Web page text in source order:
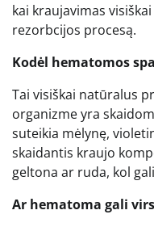
kai kraujavimas
rezorbcijos procesą.
Kodėl hematomos
Tai visiškai natūralus
organizme yra
suteikia mėlynę,
skaidantis kraujo
geltona ar ruda, kol
Ar hematoma gali